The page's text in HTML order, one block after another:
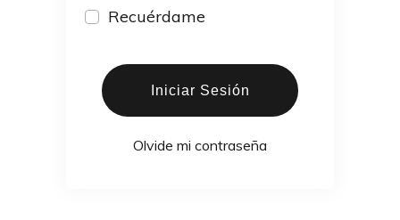
Recuérdame
Iniciar Sesión
Olvide mi contraseña